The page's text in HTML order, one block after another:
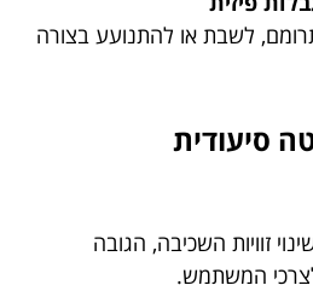
לשבת או להתנועע בצורה
סיעודית
זוויות השכיבה, הגובה
המשתמש.